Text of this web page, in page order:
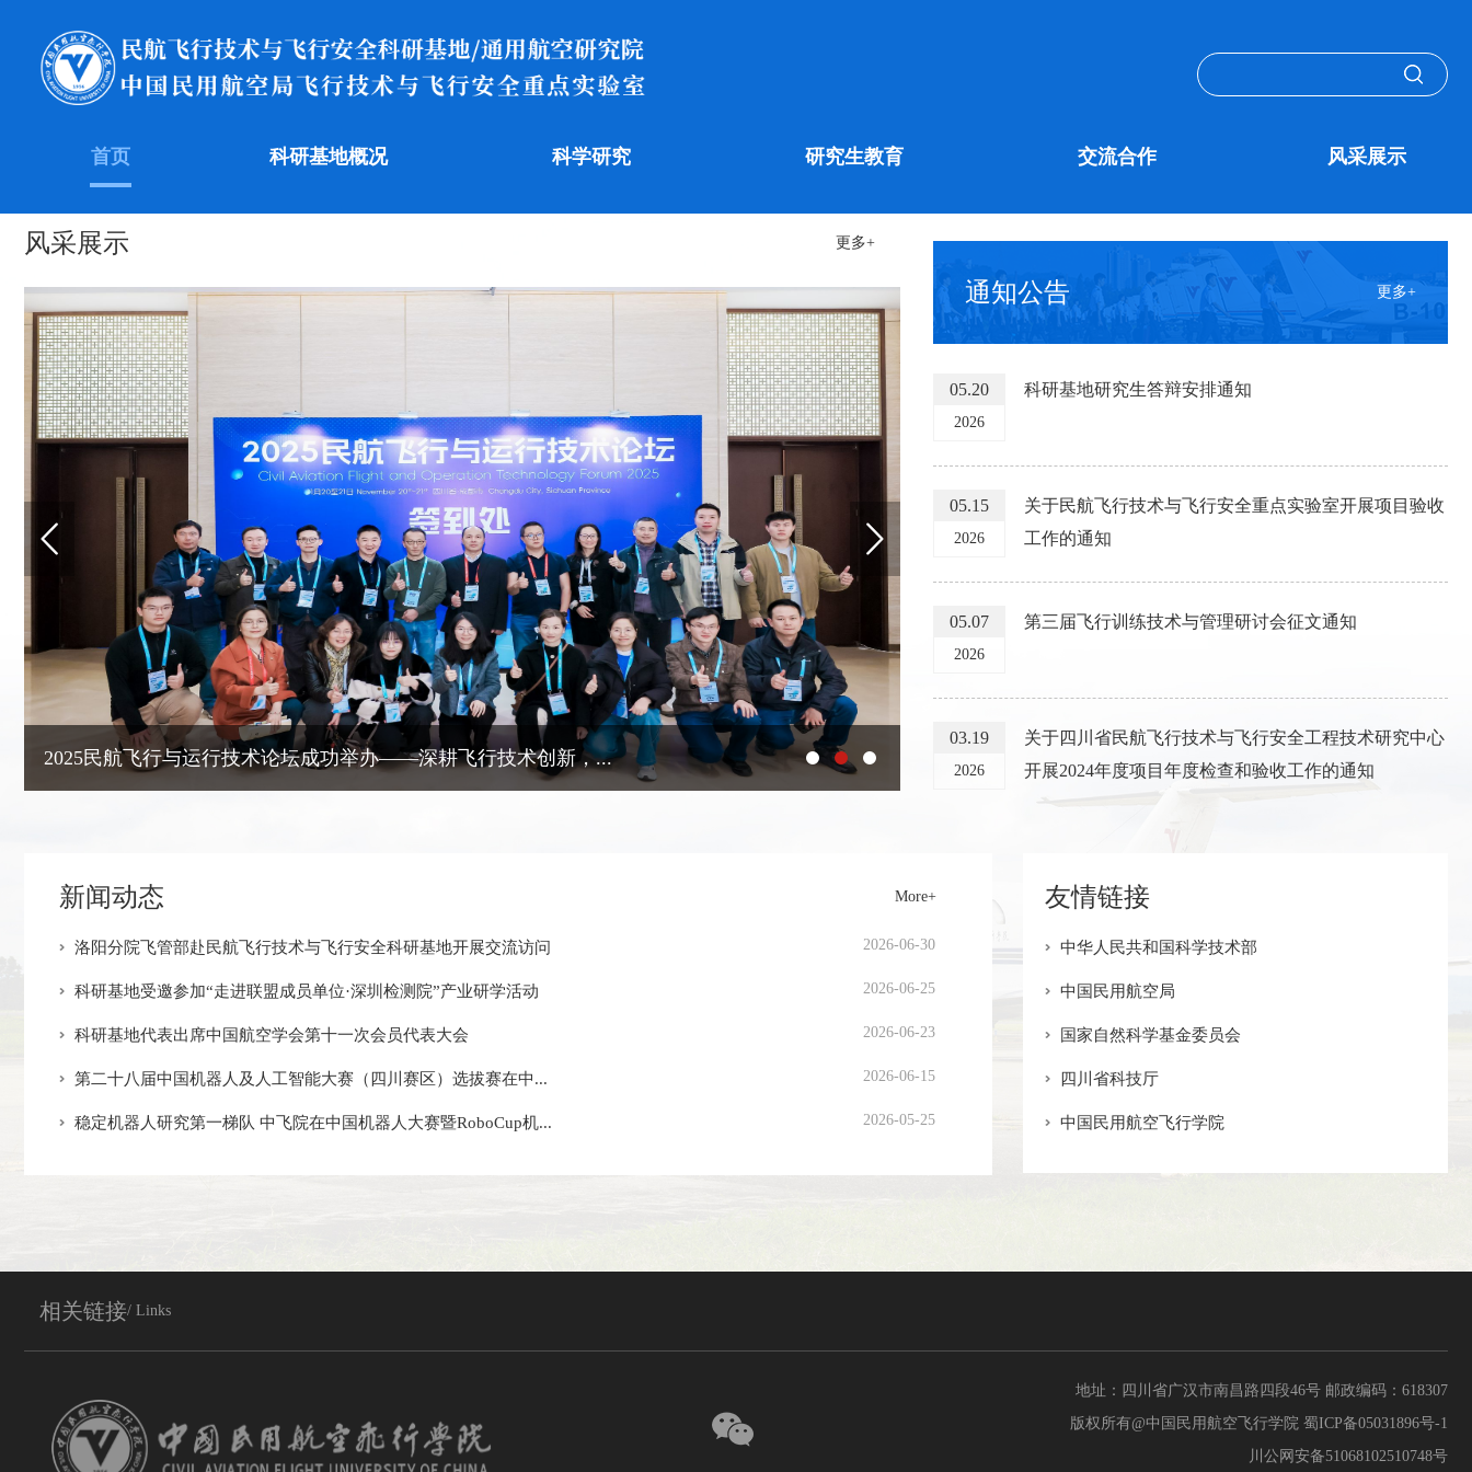
首页 科研基地概况 科学研究 研究生教育 交流合作 风采展示
风采展示 更多+
Previous
2025民航飞行与运行技术论坛成功举办——深耕飞行技术创新，... 牡丹城里话腾飞 点燃河洛少年航空梦
Next
通知公告 更多+
05.20
2026
科研基地研究生答辩安排通知
05.15
2026
关于民航飞行技术与飞行安全重点实验室开展项目验收
工作的通知
05.07
2026
第三届飞行训练技术与管理研讨会征文通知
03.19
2026
关于四川省民航飞行技术与飞行安全工程技术研究中心
开展2024年度项目年度检查和验收工作的通知
新闻动态 More+
洛阳分院飞管部赴民航飞行技术与飞行安全科研基地开展交流访问 2026-06-30
科研基地受邀参加“走进联盟成员单位·深圳检测院”产业研学活动 2026-06-25
科研基地代表出席中国航空学会第十一次会员代表大会 2026-06-23
第二十八届中国机器人及人工智能大赛（四川赛区）选拔赛在中... 2026-06-15
稳定机器人研究第一梯队 中飞院在中国机器人大赛暨RoboCup机... 2026-05-25
友情链接
中华人民共和国科学技术部
中国民用航空局
国家自然科学基金委员会
四川省科技厅
中国民用航空飞行学院
相关链接/ Links
地址：四川省广汉市南昌路四段46号 邮政编码：618307
版权所有@中国民用航空飞行学院 蜀ICP备05031896号-1
川公网安备51068102510748号